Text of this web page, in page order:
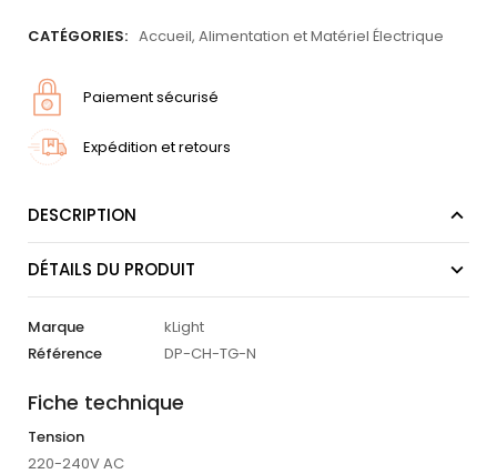
CATÉGORIES: Accueil, Alimentation et Matériel Électrique
Paiement sécurisé
Expédition et retours
DESCRIPTION
DÉTAILS DU PRODUIT
Marque
kLight
Référence
DP-CH-TG-N
Fiche technique
Tension
220-240V AC